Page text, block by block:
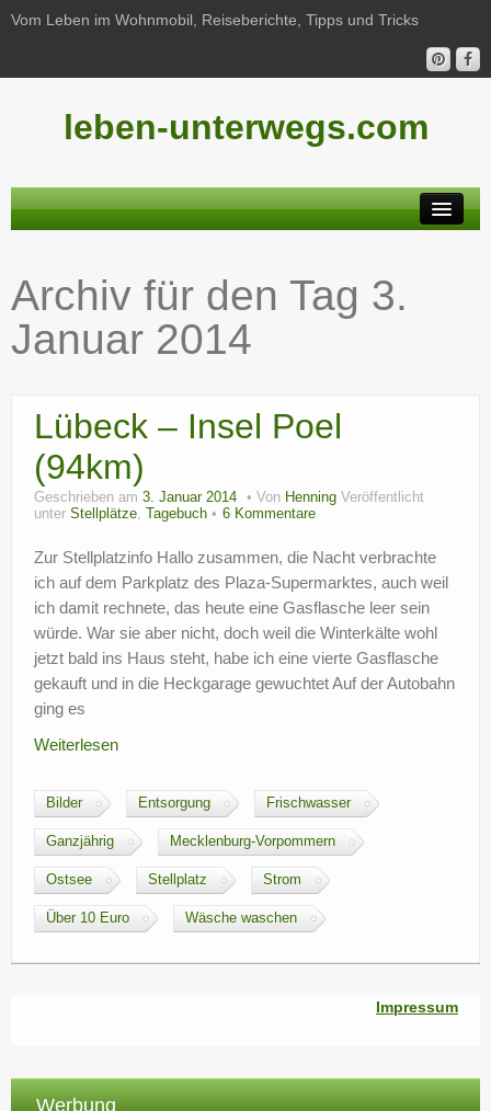
Vom Leben im Wohnmobil, Reiseberichte, Tipps und Tricks
leben-unterwegs.com
Reiseberichte
Unterwegs
Freizeit
Wohnmobil-Technik
?
Archiv für den Tag 3.
Januar 2014
Lübeck – Insel Poel
(94km)
Geschrieben am 3. Januar 2014 Von Henning Veröffentlicht
unter Stellplätze, Tagebuch 6 Kommentare
Zur Stellplatzinfo Hallo zusammen, die Nacht verbrachte
ich auf dem Parkplatz des Plaza-Supermarktes, auch weil
ich damit rechnete, das heute eine Gasflasche leer sein
würde. War sie aber nicht, doch weil die Winterkälte wohl
jetzt bald ins Haus steht, habe ich eine vierte Gasflasche
gekauft und in die Heckgarage gewuchtet Auf der Autobahn
ging es
Weiterlesen
Bilder Entsorgung Frischwasser
Ganzjährig Mecklenburg-Vorpommern
Ostsee Stellplatz Strom
Über 10 Euro Wäsche waschen
Impressum
Werbung